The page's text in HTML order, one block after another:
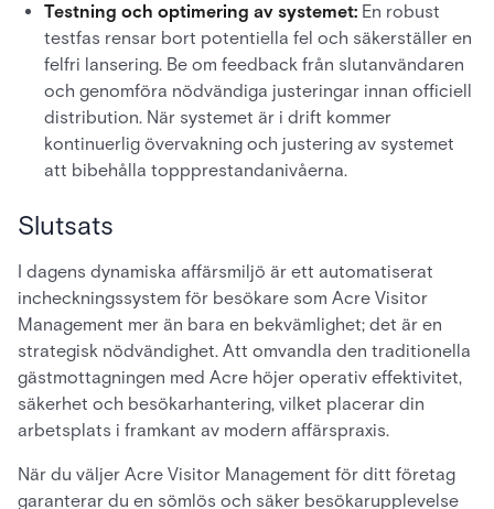
Testning och optimering av systemet: En robust
testfas rensar bort potentiella fel och säkerställer en
felfri lansering. Be om feedback från slutanvändaren
och genomföra nödvändiga justeringar innan officiell
distribution. När systemet är i drift kommer
kontinuerlig övervakning och justering av systemet
att bibehålla toppprestandanivåerna.
Slutsats
I dagens dynamiska affärsmiljö är ett automatiserat
incheckningssystem för besökare som Acre Visitor
Management mer än bara en bekvämlighet; det är en
strategisk nödvändighet. Att omvandla den traditionella
gästmottagningen med Acre höjer operativ effektivitet,
säkerhet och besökarhantering, vilket placerar din
arbetsplats i framkant av modern affärspraxis.
När du väljer Acre Visitor Management för ditt företag
garanterar du en sömlös och säker besökarupplevelse